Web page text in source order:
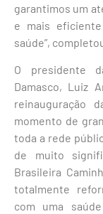
garantimos um
e mais
saúde”,
O presidente
Damasco, Luiz
reinauguração
momento de
toda a rede
de muito
Brasileira
totalmente
com uma